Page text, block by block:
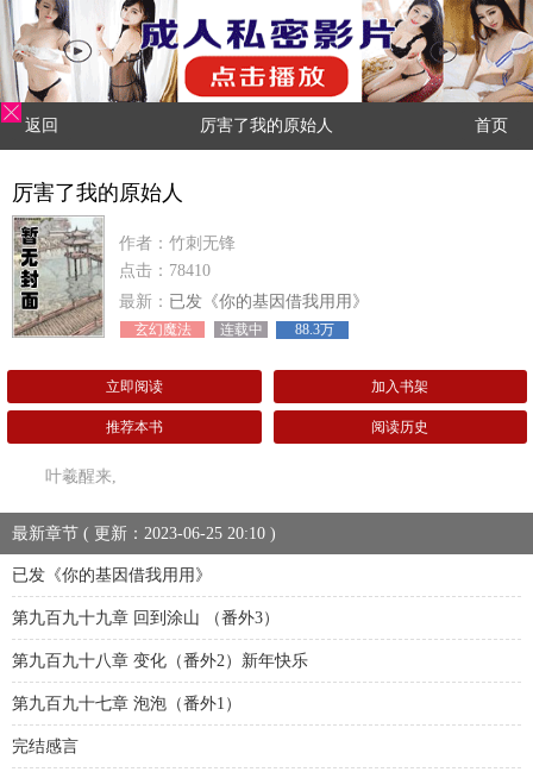
返回 厉害了我的原始人 首页
厉害了我的原始人
作者：竹刺无锋
点击：78410
最新： 已发《你的基因借我用用》
玄幻魔法 连载中 88.3万
立即阅读 加入书架
推荐本书 阅读历史
叶羲醒来,
最新章节 ( 更新：2023-06-25 20:10 )
已发《你的基因借我用用》
第九百九十九章 回到涂山 （番外3）
第九百九十八章 变化（番外2）新年快乐
第九百九十七章 泡泡（番外1）
完结感言